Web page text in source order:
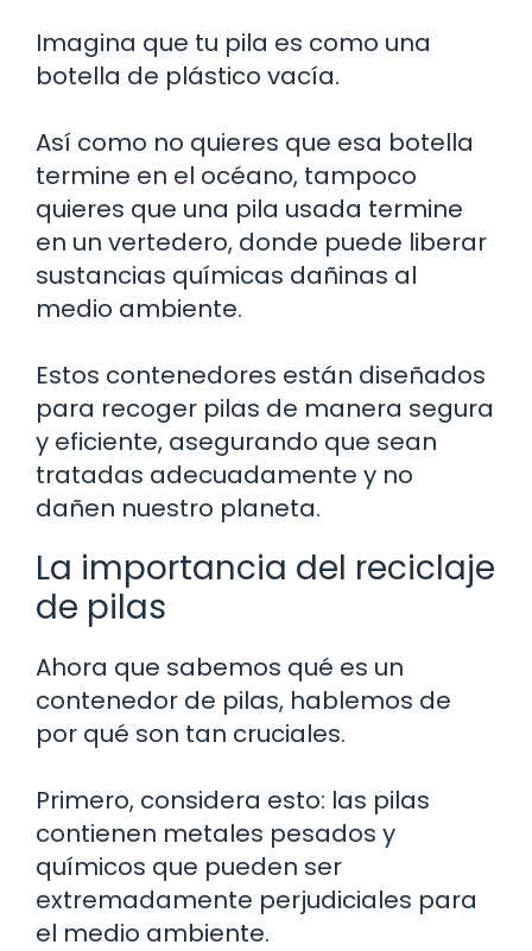
Imagina que tu pila es como una
botella de plástico vacía.
Así como no quieres que esa botella
termine en el océano, tampoco
quieres que una pila usada termine
en un vertedero, donde puede liberar
sustancias químicas dañinas al
medio ambiente.
Estos contenedores están diseñados
para recoger pilas de manera segura
y eficiente, asegurando que sean
tratadas adecuadamente y no
dañen nuestro planeta.
La importancia del reciclaje
de pilas
Ahora que sabemos qué es un
contenedor de pilas, hablemos de
por qué son tan cruciales.
Primero, considera esto: las pilas
contienen metales pesados y
químicos que pueden ser
extremadamente perjudiciales para
el medio ambiente.